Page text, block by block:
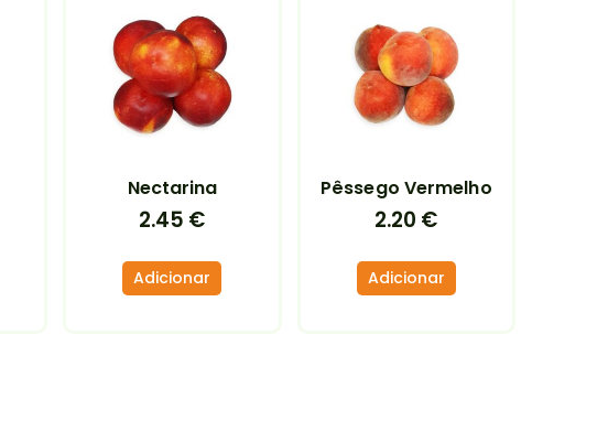
Nectarina
2.45 €
Adicionar
Pêssego Vermelho
2.20 €
Adicionar